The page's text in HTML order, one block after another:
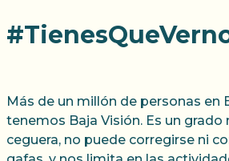
Más de un millón de personas en
tenemos Baja Visión. Es un grado
ceguera, no puede corregirse ni